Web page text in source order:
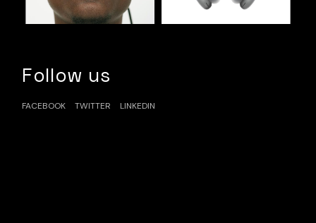
Follow us
FACEBOOK TWITTER LINKEDIN